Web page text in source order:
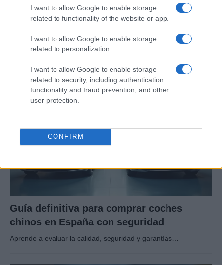
I want to allow Google to enable storage
related to functionality of the website or app.
I want to allow Google to enable storage
related to personalization.
I want to allow Google to enable storage
related to security, including authentication
functionality and fraud prevention, and other
user protection.
CONFIRM
para conducir y viajar por todo el mundo
AUTOMOVIL
Guía definitiva para comprar coches
chinos en España con seguridad
Aprende a evaluar la calidad, seguridad y garantías…